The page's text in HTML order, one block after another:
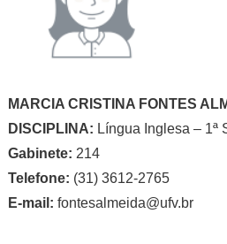
MARCIA CRISTINA FONTES
DISCIPLINA: Língua Inglesa – 1ª
Gabinete: 214
Telefone: (31) 3612-2765
E-mail: fontesalmeida@ufv.br